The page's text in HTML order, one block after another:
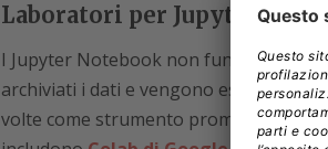
Laboratori per Jupyter
I Jupyter Notebook non funzionano
archiviati i dati e vengono eseguite le
volte come strumento promozionale